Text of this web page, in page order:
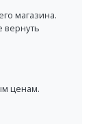
магазина.
вернуть
ценам.